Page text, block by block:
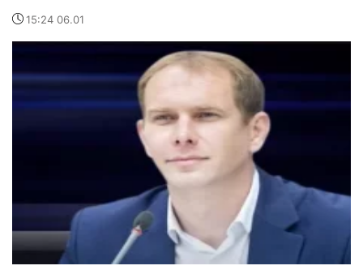
15:24 06.01